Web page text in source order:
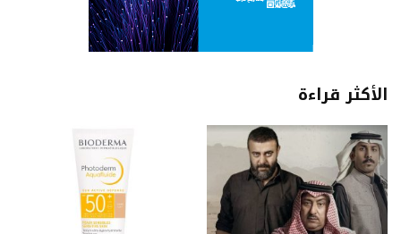
الأكثر قراءة